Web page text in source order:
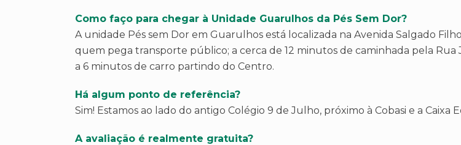
Como faço para chegar à Unidade Guarulhos da Pés Sem Dor?
A unidade Pés sem Dor em Guarulhos está localizada na Avenida Salgado
quem pega transporte público; a cerca de 12 minutos de caminhada pela
a 6 minutos de carro partindo do Centro.
Há algum ponto de referência?
Sim! Estamos ao lado do antigo Colégio 9 de Julho, próximo à Cobasi e a Caixa
A avaliação é realmente gratuita?